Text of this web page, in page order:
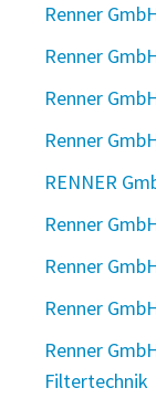
Renner
Renner
Renner
Renner
RENNER
Renner
Renner
Renner
Renner
Filtertechnik